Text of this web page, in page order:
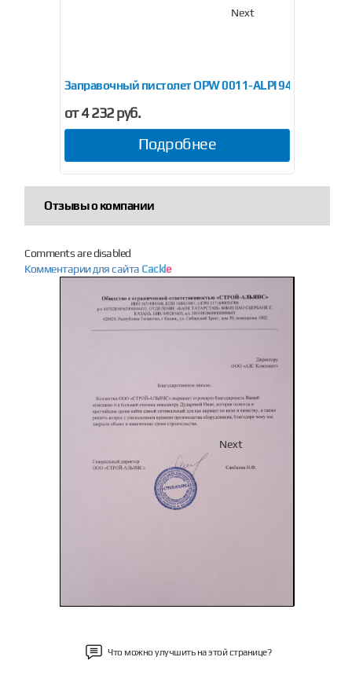
Заправочный пистолет OPW 0011-ALPI 940
от 4 232 руб.
Подробнее
Next
Отзывы о компании
Comments are disabled
Комментарии для сайта Cackle
Next
Что можно улучшить на этой странице?